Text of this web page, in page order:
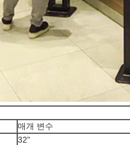
매개 변수
32"